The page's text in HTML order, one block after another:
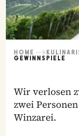
HOME
GEWINNSPIELE
Wir verlosen
zwei
Winzarei.